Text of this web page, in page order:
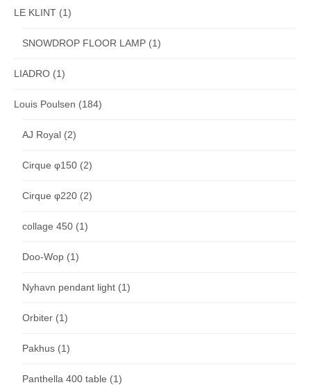
LE KLINT (1)
SNOWDROP FLOOR LAMP (1)
LIADRO (1)
Louis Poulsen (184)
AJ Royal (2)
Cirque φ150 (2)
Cirque φ220 (2)
collage 450 (1)
Doo-Wop (1)
Nyhavn pendant light (1)
Orbiter (1)
Pakhus (1)
Panthella 400 table (1)